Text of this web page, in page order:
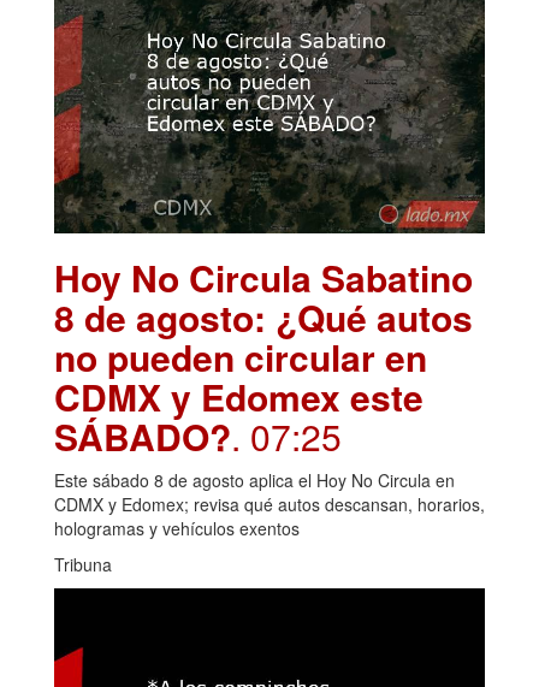
Hoy No Circula Sabatino
8 de agosto: ¿Qué autos
no pueden circular en
CDMX y Edomex este
SÁBADO?. 07:25
Este sábado 8 de agosto aplica el Hoy No Circula en
CDMX y Edomex; revisa qué autos descansan, horarios,
hologramas y vehículos exentos
Tribuna